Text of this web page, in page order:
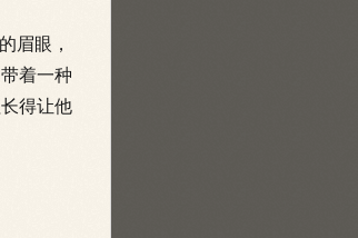
眉眼，
着一种
得让他